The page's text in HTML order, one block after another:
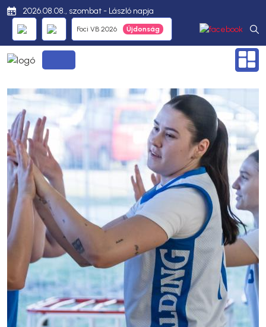
2026.08.08., szombat - László napja
Foci VB 2026